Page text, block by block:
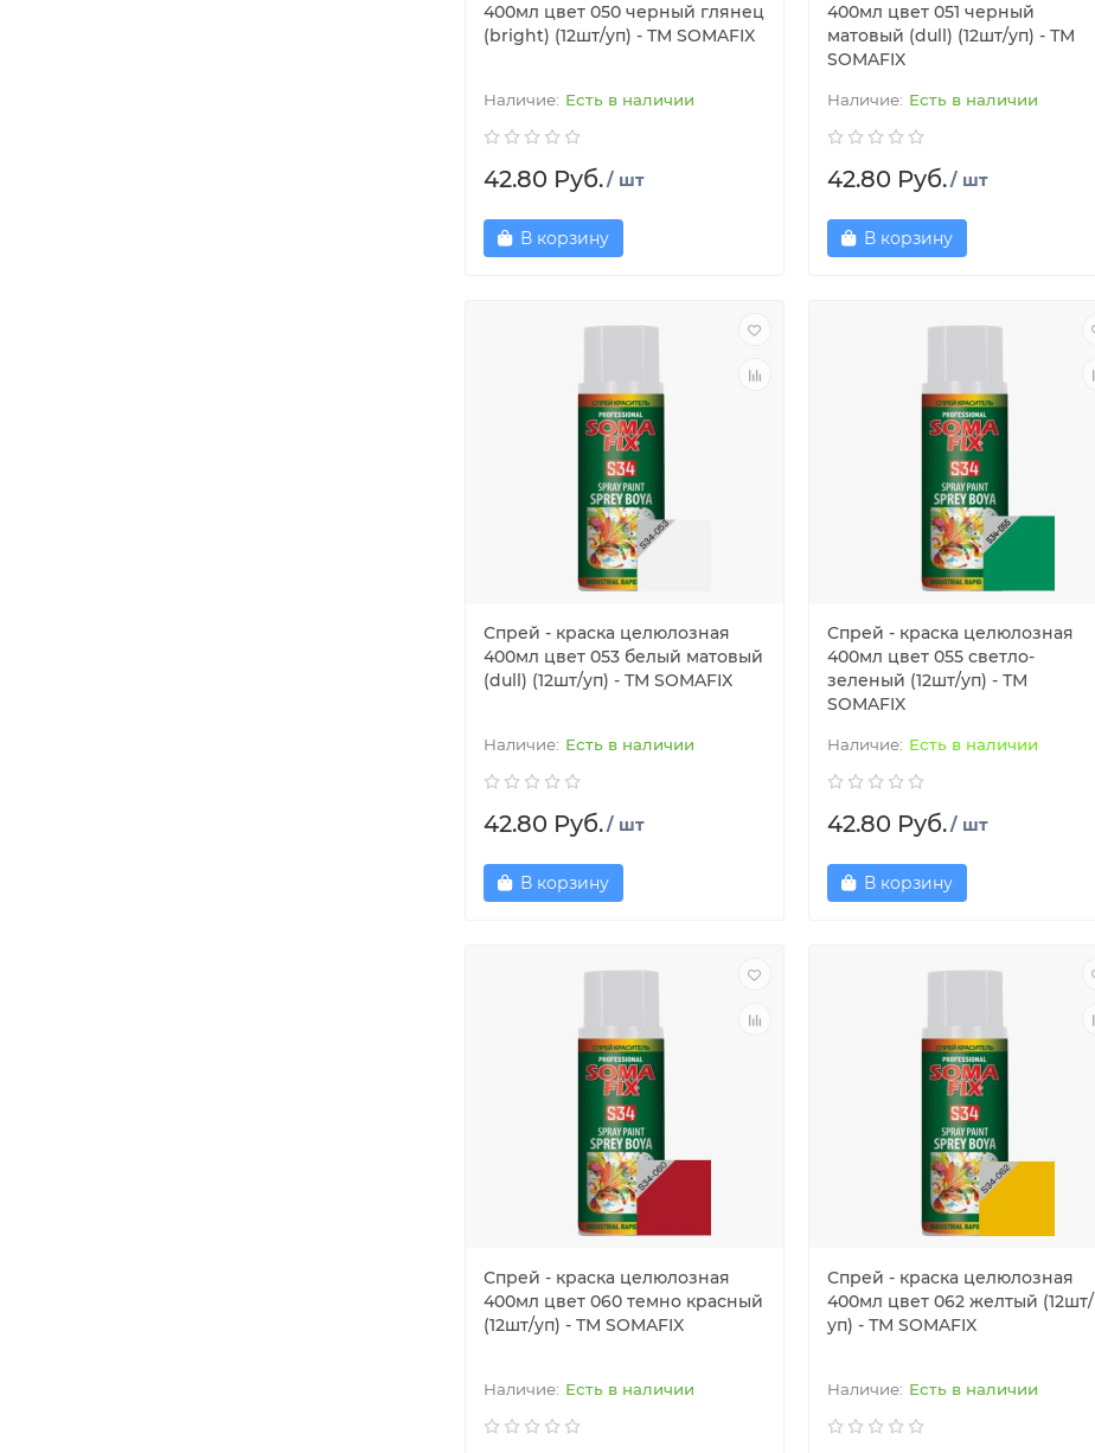
400мл цвет 050 черный глянец
(bright) (12шт/уп) - ТМ SOMAFIX
Есть в наличии
42.80 Руб./ шт
В корзину
400мл цвет 051 черный
матовый (dull) (12шт/уп) - ТМ
SOMAFIX
Есть в наличии
42.80 Руб./ шт
В корзину
Спрей - краска целюлозная
400мл цвет 053 белый матовый
(dull) (12шт/уп) - ТМ SOMAFIX
Есть в наличии
42.80 Руб./ шт
В корзину
Спрей - краска целюлозная
400мл цвет 055 светло-
зеленый (12шт/уп) - ТМ
SOMAFIX
Есть в наличии
42.80 Руб./ шт
В корзину
Спрей - краска целюлозная
400мл цвет 060 темно красный
(12шт/уп) - ТМ SOMAFIX
Есть в наличии
Спрей - краска целюлозная
400мл цвет 062 желтый (12шт/
уп) - ТМ SOMAFIX
Есть в наличии